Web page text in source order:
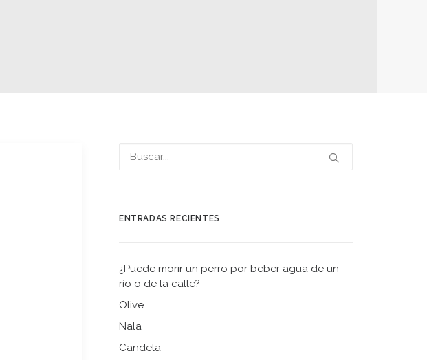
ENTRADAS RECIENTES
¿Puede morir un perro por beber agua de un
río o de la calle?
Olive
Nala
Candela